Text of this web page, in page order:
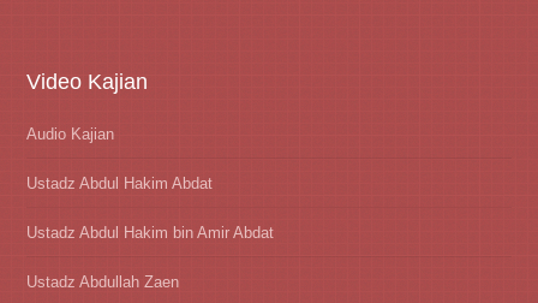
Video Kajian
Audio Kajian
Ustadz Abdul Hakim Abdat
Ustadz Abdul Hakim bin Amir Abdat
Ustadz Abdullah Zaen